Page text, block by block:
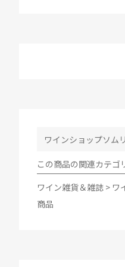
ワインショップソム
この商品の関連カテゴ
ワイン雑貨＆雑誌 > ワ
商品